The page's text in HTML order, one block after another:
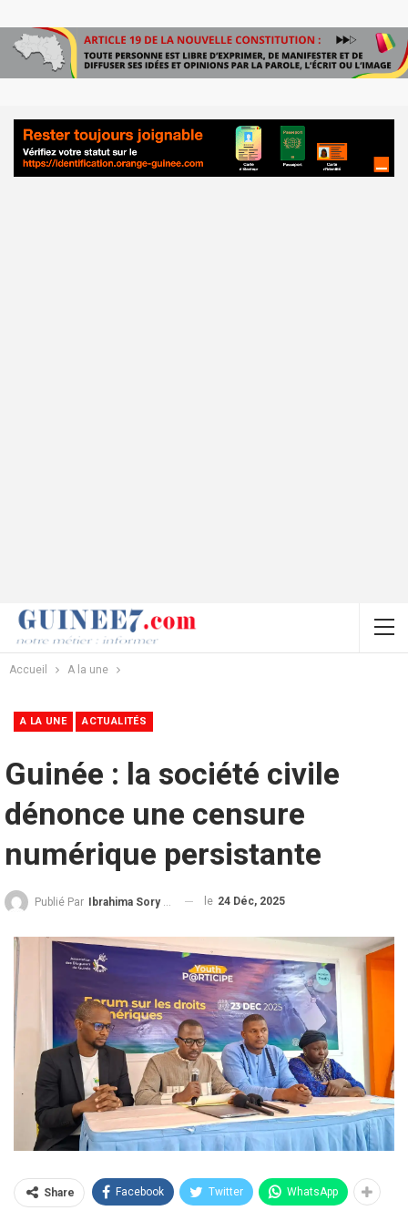
Accueil A la une
A LA UNE ACTUALITÉS
Guinée : la société civile
dénonce une censure
numérique persistante
Publié Par Ibrahima Sory Diallo le 24 Déc, 2025
Share Facebook Twitter WhatsApp